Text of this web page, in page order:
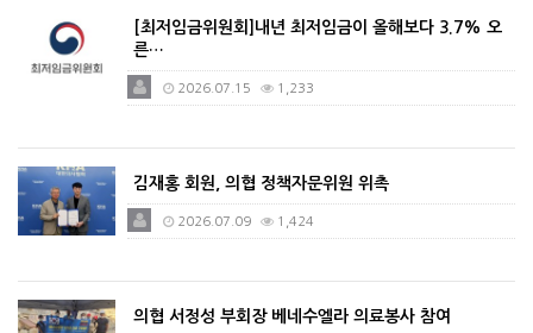
[최저임금위원회]내년 최저임금이 올해보다 3.7% 오
른…
2026.07.15 1,233
김재홍 회원, 의협 정책자문위원 위촉
2026.07.09 1,424
의협 서정성 부회장 베네수엘라 의료봉사 참여